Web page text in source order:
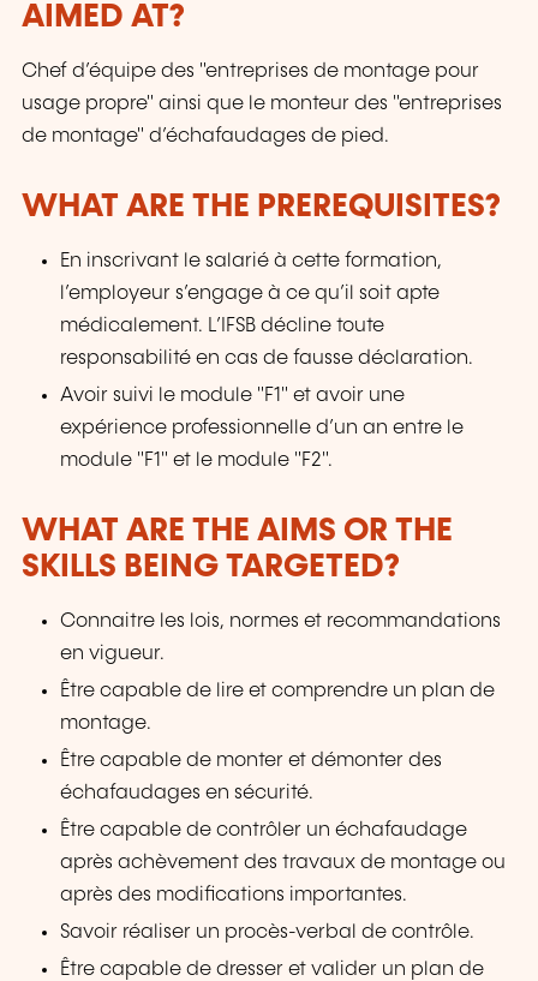
AIMED AT?
Chef d’équipe des "entreprises de montage pour
usage propre" ainsi que le monteur des "entreprises
de montage" d’échafaudages de pied.
WHAT ARE THE PREREQUISITES?
En inscrivant le salarié à cette formation,
l’employeur s’engage à ce qu’il soit apte
médicalement. L’IFSB décline toute
responsabilité en cas de fausse déclaration.
Avoir suivi le module "F1" et avoir une
expérience professionnelle d’un an entre le
module "F1" et le module "F2".
WHAT ARE THE AIMS OR THE
SKILLS BEING TARGETED?
Connaitre les lois, normes et recommandations
en vigueur.
Être capable de lire et comprendre un plan de
montage.
Être capable de monter et démonter des
échafaudages en sécurité.
Être capable de contrôler un échafaudage
après achèvement des travaux de montage ou
après des modifications importantes.
Savoir réaliser un procès-verbal de contrôle.
Être capable de dresser et valider un plan de